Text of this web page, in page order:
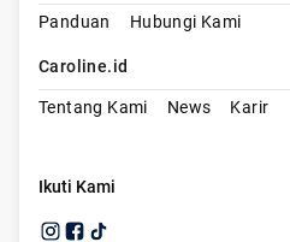
Panduan Hubungi Kami
Caroline.id
Tentang Kami News Karir
Ikuti Kami